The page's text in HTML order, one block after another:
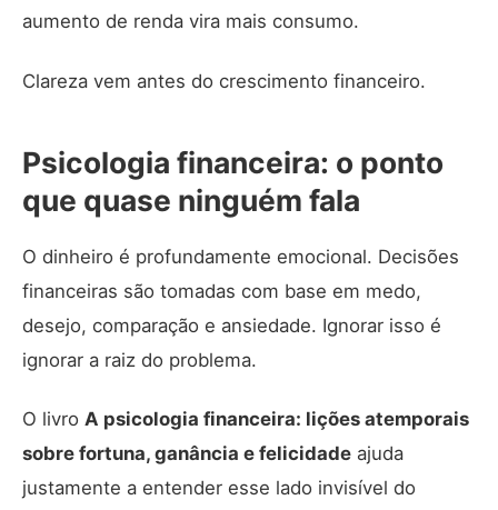
aumento de renda vira mais consumo.
Clareza vem antes do crescimento financeiro.
Psicologia financeira: o ponto
que quase ninguém fala
O dinheiro é profundamente emocional. Decisões
financeiras são tomadas com base em medo,
desejo, comparação e ansiedade. Ignorar isso é
ignorar a raiz do problema.
O livro A psicologia financeira: lições atemporais
sobre fortuna, ganância e felicidade ajuda
justamente a entender esse lado invisível do